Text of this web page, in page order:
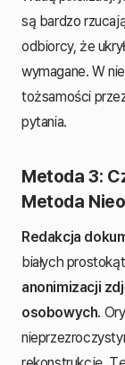
są bardzo
odbiorcy, że
wymagane. W
tożsamości
pytania.
Metoda 3:
Metoda
Redakcja
białych
anonimizacji
osobowych.